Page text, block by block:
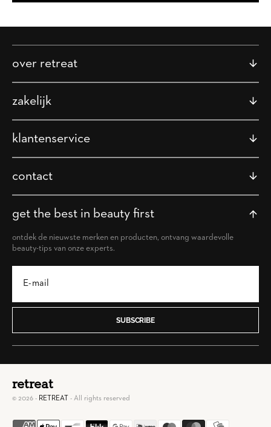
over retreat
zakelijk
klantenservice
contact
get the best in beauty first
ontdek de nieuwste merken en producten, ontvang waardevolle
beauty-tips van onze experts.
SUBSCRIBE
retreat
© 2026 - RETREAT - All rights reserved